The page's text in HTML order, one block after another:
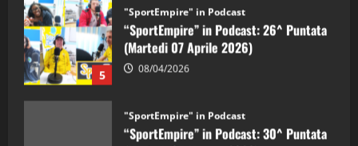
5
"SportEmpire" in Podcast
“SportEmpire” in Podcast: 26^ Puntata
(Martedi 07 Aprile 2026)
08/04/2026
"SportEmpire" in Podcast
“SportEmpire” in Podcast: 30^ Puntata